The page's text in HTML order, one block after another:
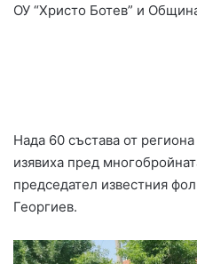
ОУ “Христо Ботев” и
Нада 60 състава от
изявиха пред
председател известния
Георгиев.